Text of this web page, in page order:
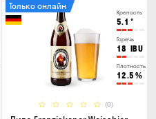
Крепость
5.1 °
Горечь
18 IBU
Плотность
12.5 %
(0)
Только онлайн